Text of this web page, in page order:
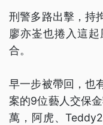
刑警多路出擊，持
廖亦崟也捲入這
合。
早一步被帶回，也
案的9位藝人交保
萬，阿虎、